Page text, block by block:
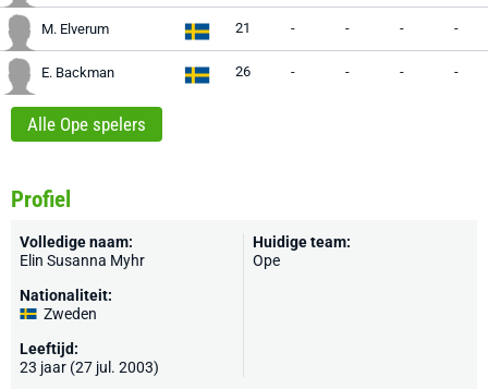
M. Elverum 21 - - - -
E. Backman 26 - - - -
Alle Ope spelers
Profiel
Volledige naam:
Elin Susanna Myhr
Nationaliteit:
Zweden
Leeftijd:
23 jaar (27 jul. 2003)
Huidige team:
Ope